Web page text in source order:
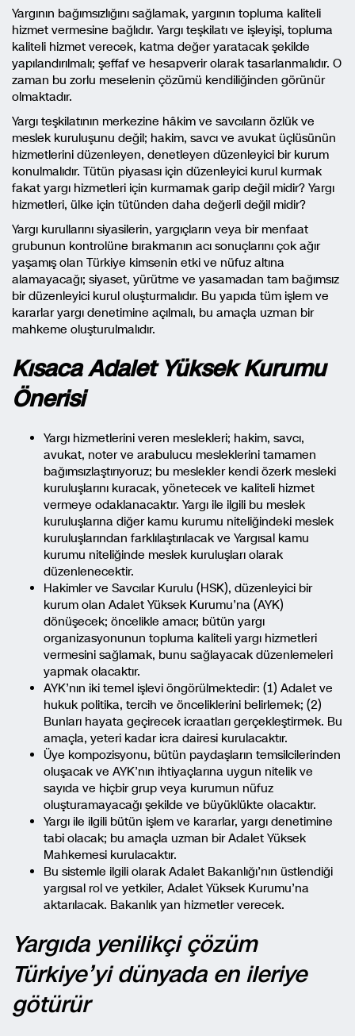
Yargının bağımsızlığını sağlamak, yargının topluma kaliteli
hizmet vermesine bağlıdır. Yargı teşkilatı ve işleyişi, topluma
kaliteli hizmet verecek, katma değer yaratacak şekilde
yapılandırılmalı; şeffaf ve hesapverir olarak tasarlanmalıdır. O
zaman bu zorlu meselenin çözümü kendiliğinden görünür
olmaktadır.
Yargı teşkilatının merkezine hâkim ve savcıların özlük ve
meslek kuruluşunu değil; hakim, savcı ve avukat üçlüsünün
hizmetlerini düzenleyen, denetleyen düzenleyici bir kurum
konulmalıdır. Tütün piyasası için düzenleyici kurul kurmak
fakat yargı hizmetleri için kurmamak garip değil midir? Yargı
hizmetleri, ülke için tütünden daha değerli değil midir?
Yargı kurullarını siyasilerin, yargıçların veya bir menfaat
grubunun kontrolüne bırakmanın acı sonuçlarını çok ağır
yaşamış olan Türkiye kimsenin etki ve nüfuz altına
alamayacağı; siyaset, yürütme ve yasamadan tam bağımsız
bir düzenleyici kurul oluşturmalıdır. Bu yapıda tüm işlem ve
kararlar yargı denetimine açılmalı, bu amaçla uzman bir
mahkeme oluşturulmalıdır.
Kısaca Adalet Yüksek Kurumu
Önerisi
Yargı hizmetlerini veren meslekleri; hakim, savcı,
avukat, noter ve arabulucu mesleklerini tamamen
bağımsızlaştırıyoruz; bu meslekler kendi özerk mesleki
kuruluşlarını kuracak, yönetecek ve kaliteli hizmet
vermeye odaklanacaktır. Yargı ile ilgili bu meslek
kuruluşlarına diğer kamu kurumu niteliğindeki meslek
kuruluşlarından farklılaştırılacak ve Yargısal kamu
kurumu niteliğinde meslek kuruluşları olarak
düzenlenecektir.
Hakimler ve Savcılar Kurulu (HSK), düzenleyici bir
kurum olan Adalet Yüksek Kurumu’na (AYK)
dönüşecek; öncelikle amacı; bütün yargı
organizasyonunun topluma kaliteli yargı hizmetleri
vermesini sağlamak, bunu sağlayacak düzenlemeleri
yapmak olacaktır.
AYK’nın iki temel işlevi öngörülmektedir: (1) Adalet ve
hukuk politika, tercih ve önceliklerini belirlemek; (2)
Bunları hayata geçirecek icraatları gerçekleştirmek. Bu
amaçla, yeteri kadar icra dairesi kurulacaktır.
Üye kompozisyonu, bütün paydaşların temsilcilerinden
oluşacak ve AYK’nın ihtiyaçlarına uygun nitelik ve
sayıda ve hiçbir grup veya kurumun nüfuz
oluşturamayacağı şekilde ve büyüklükte olacaktır.
Yargı ile ilgili bütün işlem ve kararlar, yargı denetimine
tabi olacak; bu amaçla uzman bir Adalet Yüksek
Mahkemesi kurulacaktır.
Bu sistemle ilgili olarak Adalet Bakanlığı’nın üstlendiği
yargısal rol ve yetkiler, Adalet Yüksek Kurumu’na
aktarılacak. Bakanlık yan hizmetler verecek.
Yargıda yenilikçi çözüm
Türkiye’yi dünyada en ileriye
götürür